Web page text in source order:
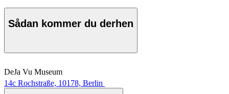
Sådan kommer du derhen
DeJa Vu Museum
14c Rochstraße, 10178, Berlin